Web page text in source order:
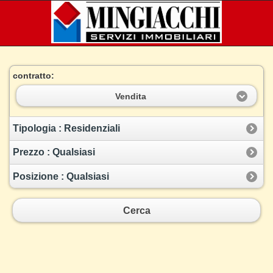
contratto:
Vendita
Tipologia : Residenziali
Prezzo : Qualsiasi
Posizione : Qualsiasi
Cerca